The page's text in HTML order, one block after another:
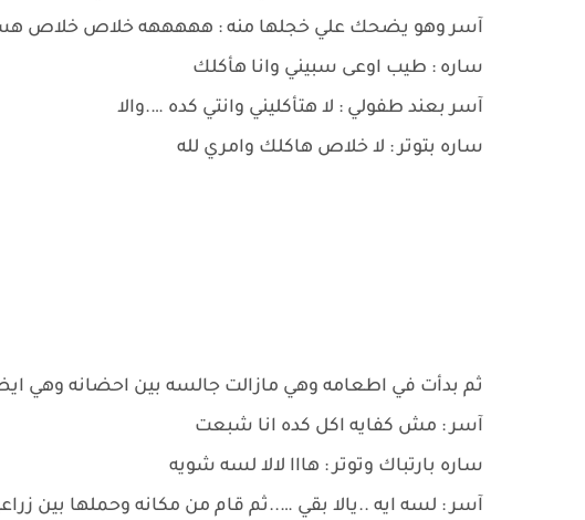
آسر وهو يضحك علي خجلها منه : هههههه خلاص خلاص
ساره : طيب اوعى سبيني وانا هأكلك
آسر بعند طفولي : لا هتأكليني وانتي كده ….والا
ساره بتوتر : لا خلاص هاكلك وامري لله
ثم بدأت في اطعامه وهي مازالت جالسه بين احضانه وهي
آسر : مش كفايه اكل كده انا شبعت
ساره بارتباك وتوتر : هااا لالا لسه شويه
آسر : لسه ايه ..يالا بقي …..ثم قام من مكانه وحملها بين